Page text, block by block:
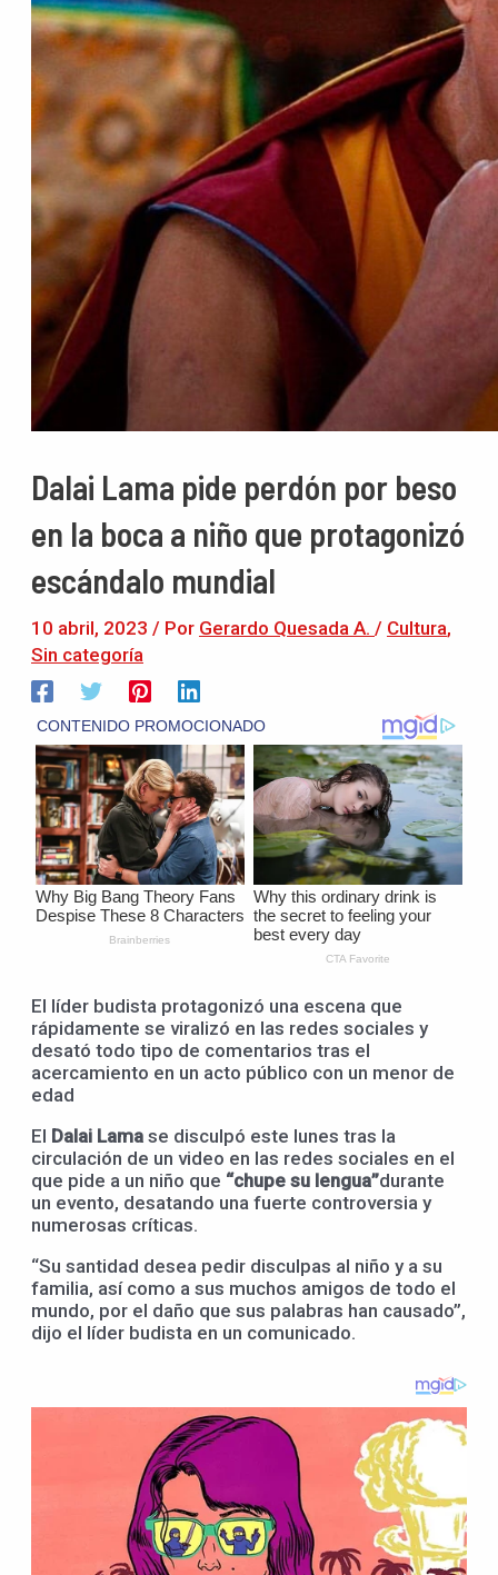
Dalai Lama pide perdón por beso
en la boca a niño que protagonizó
escándalo mundial
10 abril, 2023 / Por Gerardo Quesada A. / Cultura,
Sin categoría
El líder budista protagonizó una escena que
rápidamente se viralizó en las redes sociales y
desató todo tipo de comentarios tras el
acercamiento en un acto público con un menor de
edad
El Dalai Lama se disculpó este lunes tras la
circulación de un video en las redes sociales en el
que pide a un niño que “chupe su lengua”durante
un evento, desatando una fuerte controversia y
numerosas críticas.
“Su santidad desea pedir disculpas al niño y a su
familia, así como a sus muchos amigos de todo el
mundo, por el daño que sus palabras han causado”,
dijo el líder budista en un comunicado.